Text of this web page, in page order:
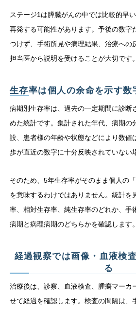
ステージ1は膵臓がんの中では比較的早
再発する可能性があります。予後の数字
つけず、手術所見や病理結果、治療への
担当医から説明を受けることが大切です。
生存率は個人の余命を示す数
病期別生存率は、過去の一定期間に診断
めた統計です。集計された年代、病期の
設、患者様の年齢や状態などにより数値
歩が直近の数字に十分反映されていない
そのため、5年生存率がそのまま個人の
を意味するわけではありません。統計を
率、相対生存率、純生存率のどれか、手
病期と病理病期のどちらかを確認します。
経過観察では画像・血液検
る
治療後は、診察、血液検査、腫瘍マーカ
せて経過を確認します。検査の間隔は、